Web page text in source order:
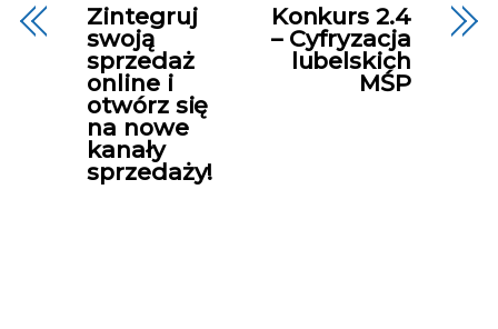
Zintegruj
swoją
sprzedaż
online i
otwórz się
na nowe
kanały
sprzedaży!
Konkurs 2.4
– Cyfryzacja
lubelskich
MŚP